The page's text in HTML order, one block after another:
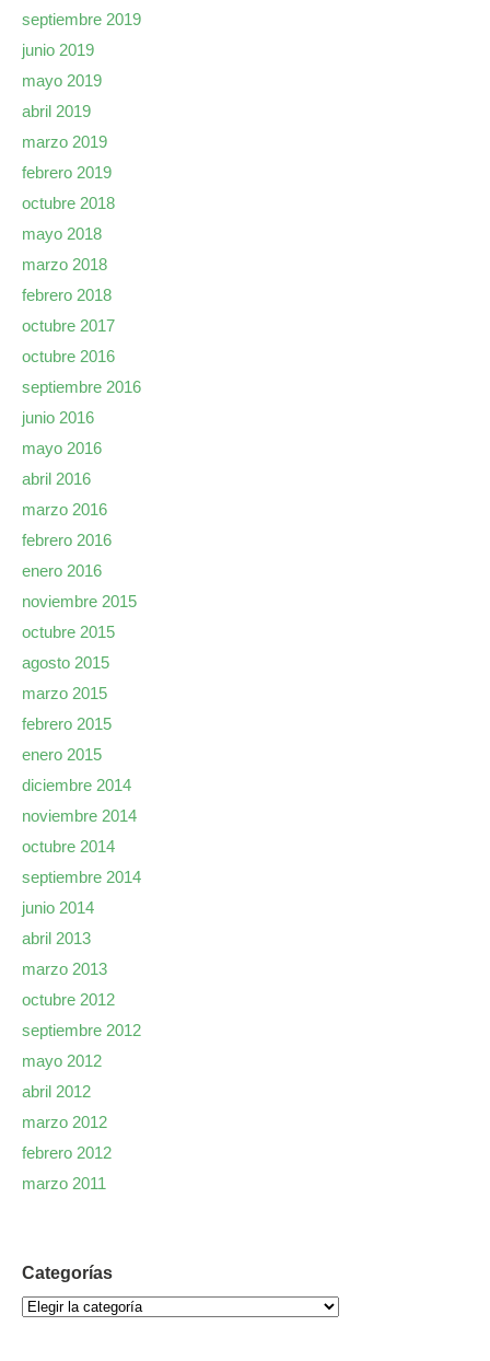
septiembre 2019
junio 2019
mayo 2019
abril 2019
marzo 2019
febrero 2019
octubre 2018
mayo 2018
marzo 2018
febrero 2018
octubre 2017
octubre 2016
septiembre 2016
junio 2016
mayo 2016
abril 2016
marzo 2016
febrero 2016
enero 2016
noviembre 2015
octubre 2015
agosto 2015
marzo 2015
febrero 2015
enero 2015
diciembre 2014
noviembre 2014
octubre 2014
septiembre 2014
junio 2014
abril 2013
marzo 2013
octubre 2012
septiembre 2012
mayo 2012
abril 2012
marzo 2012
febrero 2012
marzo 2011
Categorías